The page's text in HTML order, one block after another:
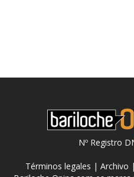
Nº Registro
Términos legales | Archivo |